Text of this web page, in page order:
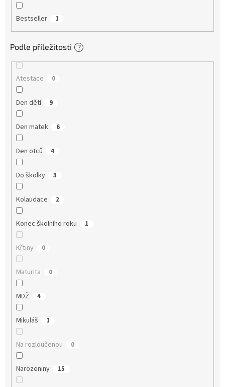
Bestseller 1
Podle příležitosti ?
Atestace 0
Den dětí 9
Den matek 6
Den otců 4
Do školky 3
Kolaudace 2
Konec školního roku 1
Křtiny 0
Maturita 0
MDŽ 4
Mikuláš 1
Na rozloučenou 0
Narozeniny 15